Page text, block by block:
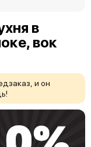
в
вок
и он